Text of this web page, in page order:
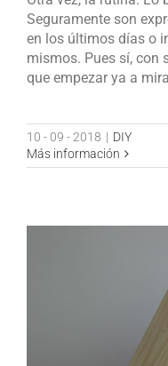
Seguramente son
en los últimos días o
mismos. Pues sí, con
que empezar ya a
10 - 09 - 2018 | DIY
Más información